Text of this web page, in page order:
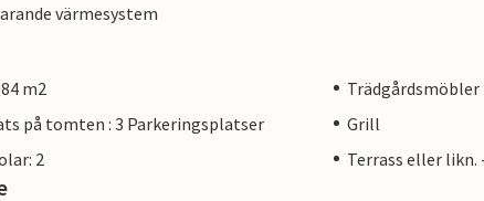
värmesystem
m2
Trädgårdsmöbler
på tomten : 3 Parkeringsplatser
Grill
2
Terrass eller